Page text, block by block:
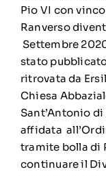
Pio VI con
Ranverso
Settembre
stato
ritrovata da
Chiesa
Sant’Antonio di
affidata
tramite bolla di
continuare il